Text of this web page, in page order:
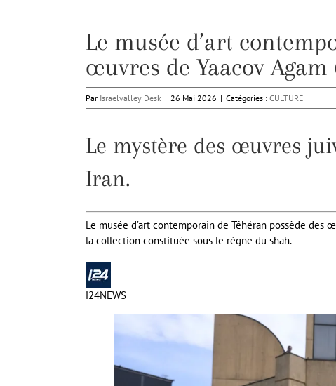
Le musée d’art
œuvres de Yaacov Agam
Par Israelvalley Desk | 26 Mai 2026 | Catégories : CULTURE
Le mystère des œuvres
Iran.
Le musée d’art contemporain de Téhéran possède des
la collection constituée sous le règne du shah.
i24NEWS